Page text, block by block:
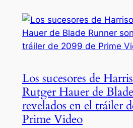
Los sucesores de
Rutger Hauer de
revelados en el tráiler
Prime Video